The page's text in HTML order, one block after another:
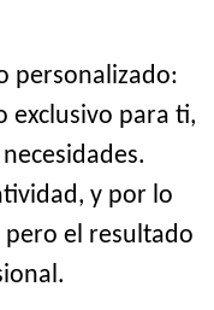
personalizado:
exclusivo para ti,
y por lo
el resultado